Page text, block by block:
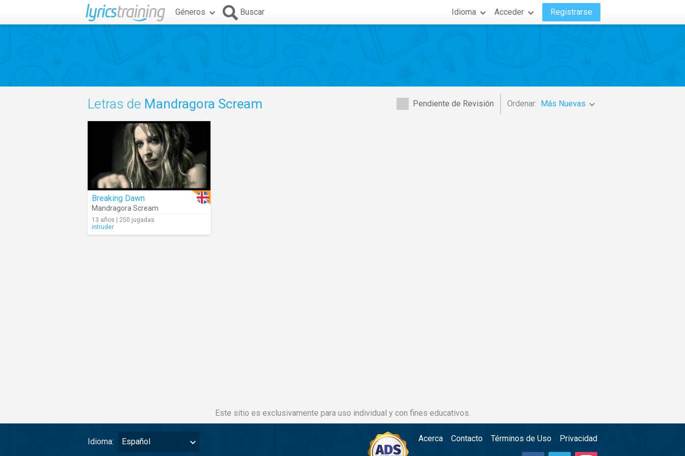
Géneros Buscar Idioma Acceder Registrarse
Pendiente de Revisión Ordenar: Más Nuevas
Letras de Mandragora Scream
Breaking Dawn
Mandragora Scream
13 años | 250 jugadas
intruder
Este sitio es exclusivamente para uso individual y con fines educativos.
Idioma: Español Acerca Contacto Términos de Uso Privacidad